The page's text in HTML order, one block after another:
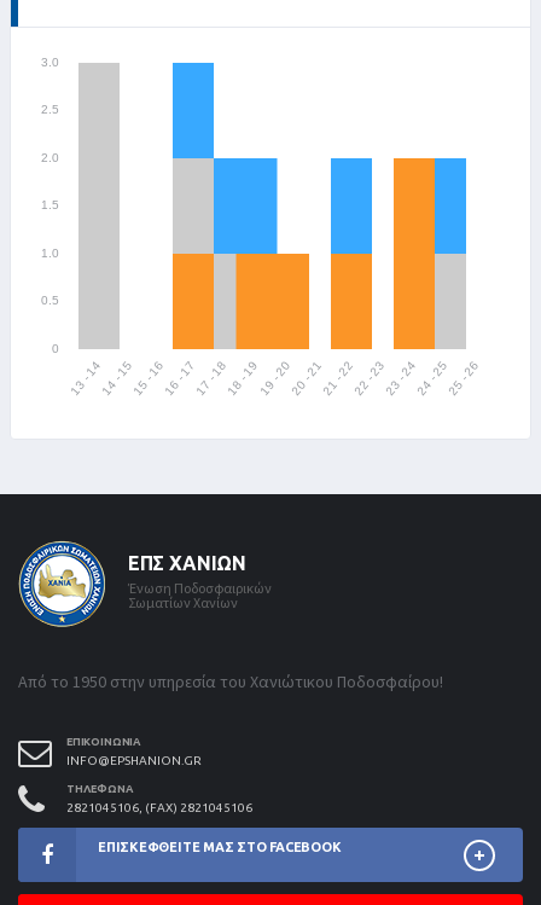
ΕΠΣ ΧΑΝΊΩΝ
Ένωση Ποδοσφαιρικών
Σωματίων Χανίων
Από το 1950 στην υπηρεσία του Χανιώτικου Ποδοσφαίρου!
ΕΠΙΚΟΙΝΩΝΊΑ
INFO@EPSHANION.GR
ΤΗΛΈΦΩΝΑ
2821045106, (FAX) 2821045106
ΕΠΙΣΚΕΦΘΕΊΤΕ ΜΑΣ ΣΤΟ FACEBOOK